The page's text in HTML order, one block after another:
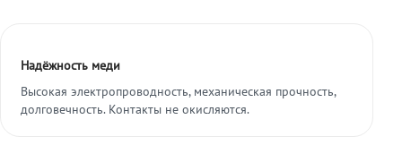
Надёжность меди
Высокая электропроводность, механическая прочность,
долговечность. Контакты не окисляются.